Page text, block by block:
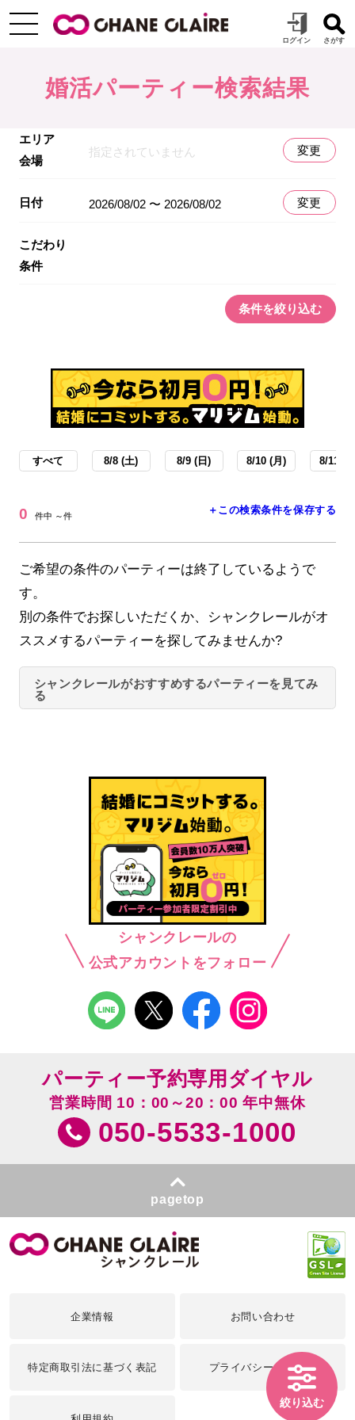
婚活パーティー検索結果
エリア
会場
指定されていません 変更
日付 2026/08/02 〜 2026/08/02 変更
こだわり
条件
条件を絞り込む
すべて 8/8 (土) 8/9 (日) 8/10 (月) 8/11 (
0 件中 ～件 ＋この検索条件を保存する
ご希望の条件のパーティーは終了しているようで
す。
別の条件でお探しいただくか、シャンクレールがオ
ススメするパーティーを探してみませんか?
シャンクレールがおすすめするパーティーを見てみ
る
シャンクレールの
公式アカウントをフォロー
絞り込む
パーティー予約専用ダイヤル
営業時間 10：00～20：00 年中無休
050-5533-1000
pagetop
企業情報 お問い合わせ
特定商取引法に基づく表記 プライバシーポリシー